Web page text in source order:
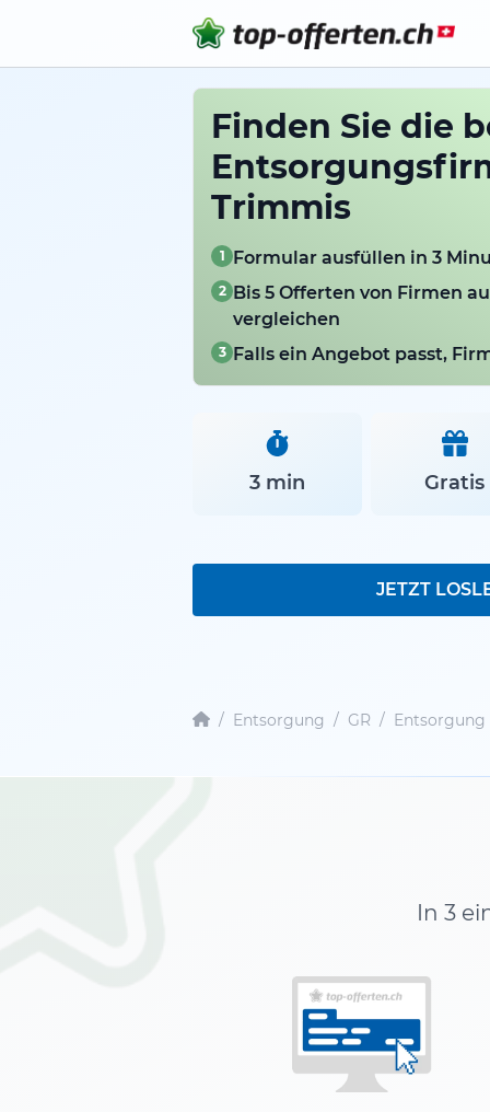
Finden Sie die
Trimmis
1 Formular ausfüllen in 3
2 Bis 5 Offerten von Firmen
vergleichen
3 Falls ein Angebot passt,
3 min Gratis
JETZT
/ Entsorgung / GR /
In 3